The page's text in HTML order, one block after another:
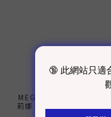
MEGAHOUSE 希羅&莉
莉娜｜新機動戰記鋼彈W